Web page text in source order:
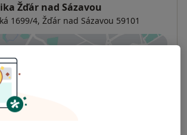
Žďár nad Sázavou
1699/4, Žďár nad Sázavou 59101
online kalendář není aktivní
situaci udělat?